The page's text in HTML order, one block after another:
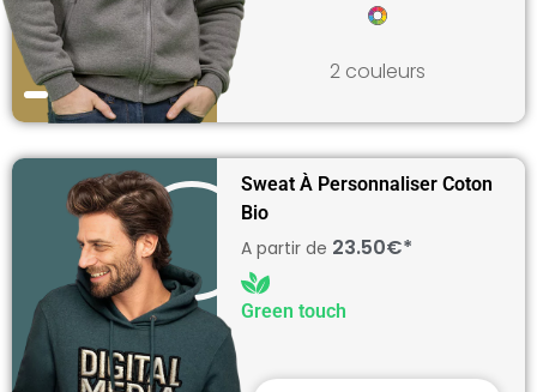
2 couleurs
Sweat À Personnaliser Coton
Bio
A partir de 23.50€*
Green touch